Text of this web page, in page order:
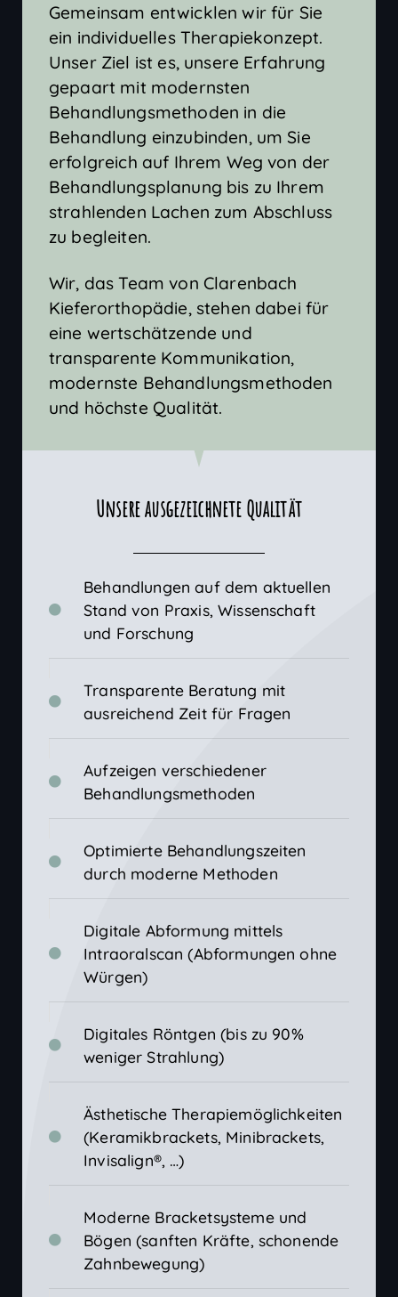
Gemeinsam entwicklen wir für Sie
ein individuelles Therapiekonzept.
Unser Ziel ist es, unsere Erfahrung
gepaart mit modernsten
Behandlungsmethoden in die
Behandlung einzubinden, um Sie
erfolgreich auf Ihrem Weg von der
Behandlungsplanung bis zu Ihrem
strahlenden Lachen zum Abschluss
zu begleiten.
Wir, das Team von Clarenbach
Kieferorthopädie, stehen dabei für
eine wertschätzende und
transparente Kommunikation,
modernste Behandlungsmethoden
und höchste Qualität.
Unsere ausgezeichnete Qualität
Behandlungen auf dem aktuellen
Stand von Praxis, Wissenschaft
und Forschung
Transparente Beratung mit
ausreichend Zeit für Fragen
Aufzeigen verschiedener
Behandlungsmethoden
Optimierte Behandlungszeiten
durch moderne Methoden
Digitale Abformung mittels
Intraoralscan (Abformungen ohne
Würgen)
Digitales Röntgen (bis zu 90%
weniger Strahlung)
Ästhetische Therapiemöglichkeiten
(Keramikbrackets, Minibrackets,
Invisalign®, …)
Moderne Bracketsysteme und
Bögen (sanften Kräfte, schonende
Zahnbewegung)